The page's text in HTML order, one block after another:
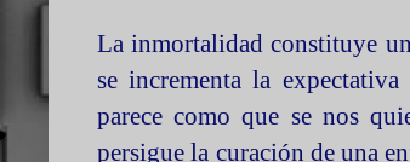
La inmortalidad constituye
se incrementa la
parece como que se nos
persigue la curación de una